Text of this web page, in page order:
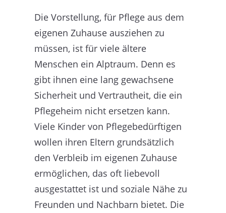
Die Vorstellung, für Pflege aus dem
eigenen Zuhause ausziehen zu
müssen, ist für viele ältere
Menschen ein Alptraum. Denn es
gibt ihnen eine lang gewachsene
Sicherheit und Vertrautheit, die ein
Pflegeheim nicht ersetzen kann.
Viele Kinder von Pflegebedürftigen
wollen ihren Eltern grundsätzlich
den Verbleib im eigenen Zuhause
ermöglichen, das oft liebevoll
ausgestattet ist und soziale Nähe zu
Freunden und Nachbarn bietet. Die